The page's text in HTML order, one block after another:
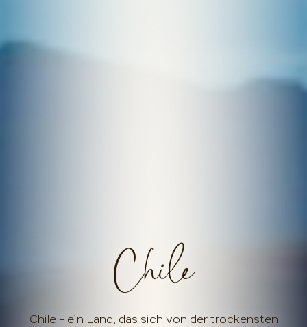
Chile
Chile – ein Land, das sich von der trockensten